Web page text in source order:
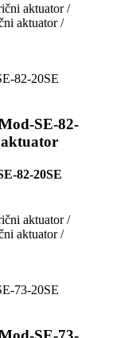
aktuator /
aktuator /
SE-82-
82-20SE
aktuator /
aktuator /